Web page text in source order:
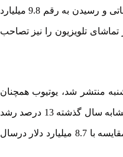
بار دیگر ثابت کرد که غول تبلیغات دیجیتال است! با رشد 13 درصدی درآمدی تبلیغاتی و رسیدن به رقم 9.8 میلیارد
تماشای تلویزیون را نیز تصاحب
منتشر شد، یوتیوب همچنان
جایگاه پیشرو خود را در بازار پخش آنلاین حفظ کرده و درآمد تبلیغاتی آن نسبت به مدت مشابه سال گذشته 13 درصد رشد
داشته است . این افزایش، درآمد کل تبلیغات یوتیوب را به 9.8 میلیارد دلار رسانده که در مقایسه با 8.7 میلیارد دلار درسال